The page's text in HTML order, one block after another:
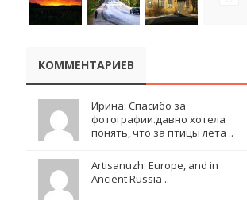
КОММЕНТАРИЕВ
Ирина: Спасибо за
фотографии.давно хотела
понять, что за птицы лета ..
Artisanuzh: Europe, and in
Ancient Russia ..